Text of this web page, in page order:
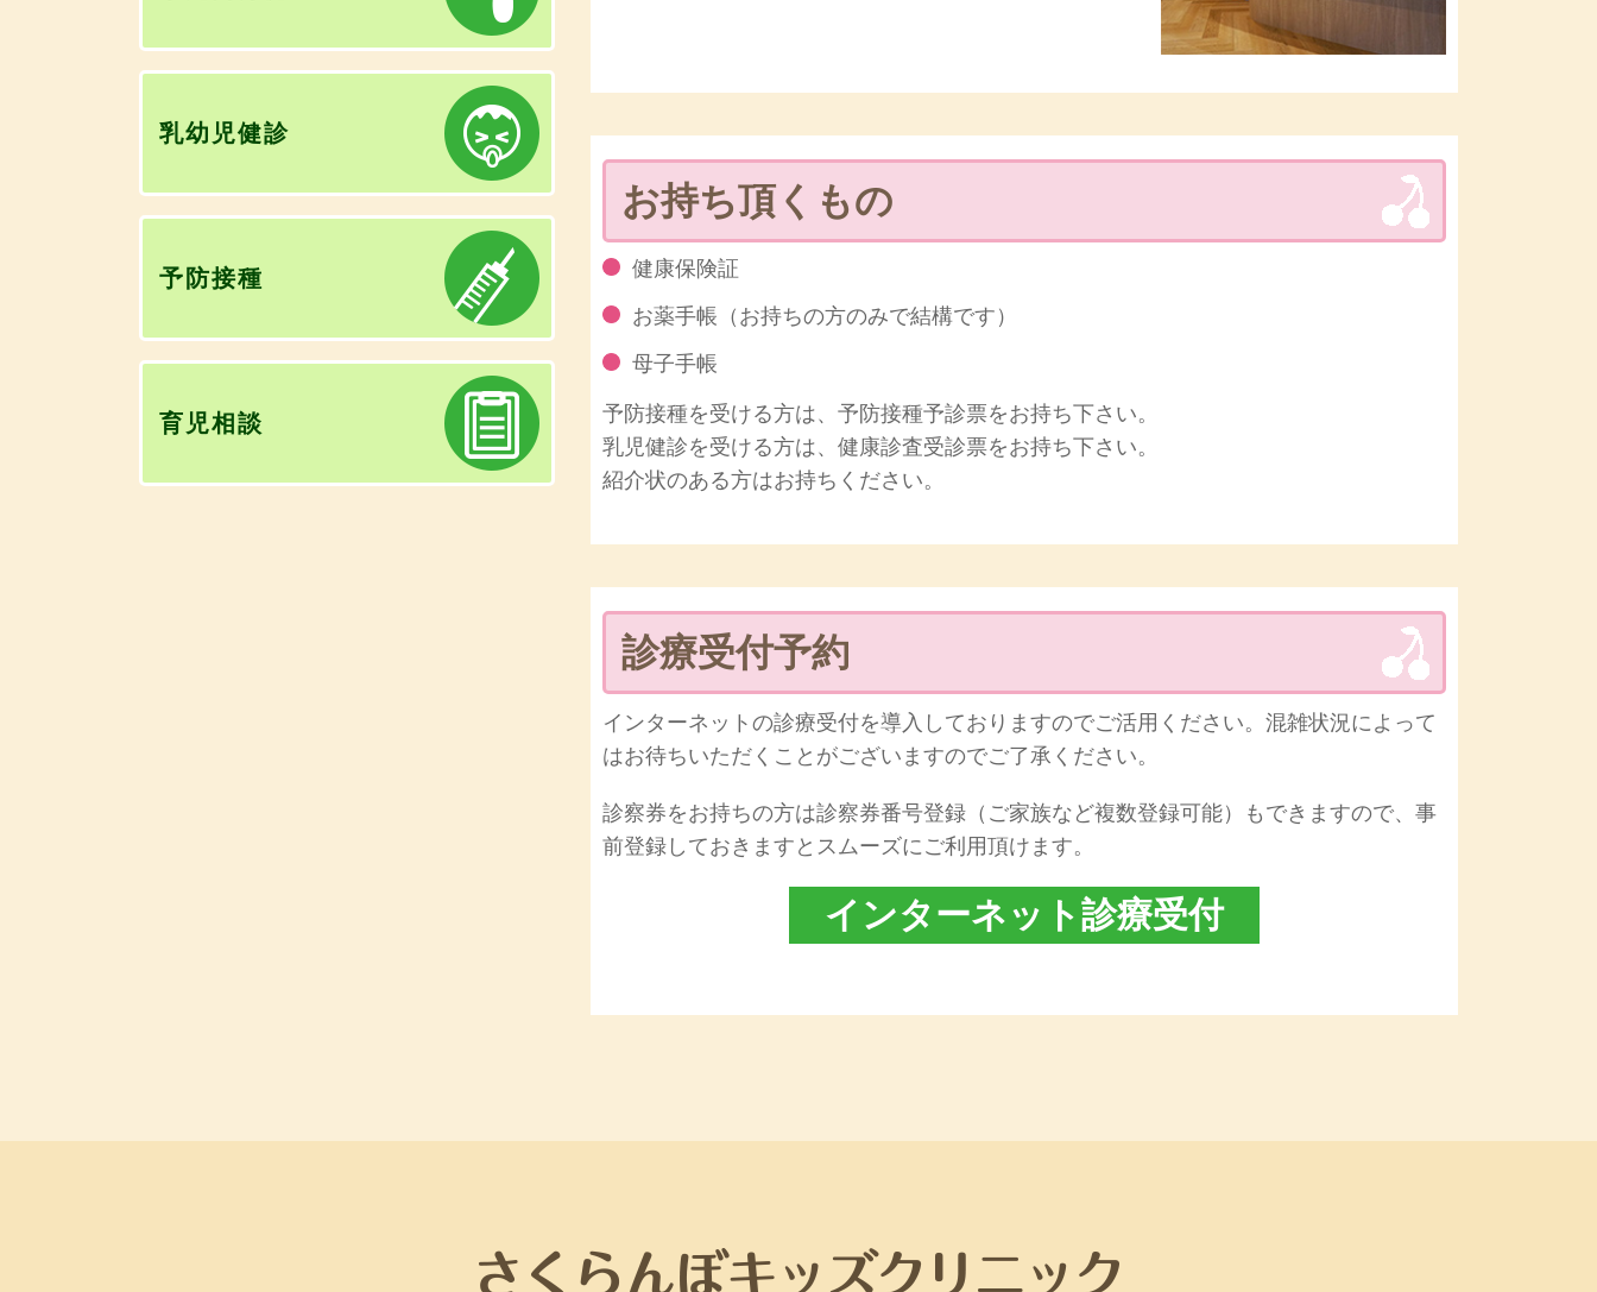
乳幼児健診
予防接種
育児相談
お持ち頂くもの
健康保険証
お薬手帳（お持ちの方のみで結構です）
母子手帳
予防接種を受ける方は、予防接種予診票をお持ち下さい。
乳児健診を受ける方は、健康診査受診票をお持ち下さい。
紹介状のある方はお持ちください。
診療受付予約
インターネットの診療受付を導入しておりますのでご活用ください。混雑状況によって
はお待ちいただくことがございますのでご了承ください。
診察券をお持ちの方は診察券番号登録（ご家族など複数登録可能）もできますので、事
前登録しておきますとスムーズにご利用頂けます。
インターネット診療受付